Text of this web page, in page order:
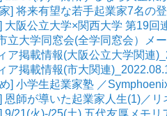
] 将来有望な若手起業家7名の
大阪公立大学×関西大学 第19
立大学同窓会(全学同窓会）メ
ア掲載情報(大阪公立大学関連
ア掲載情報(市大関連
] 小学生起業家塾 ／
恩師が導いた起業家人生(1)／
9/21(火)-/25(土) 五代友厚メモ